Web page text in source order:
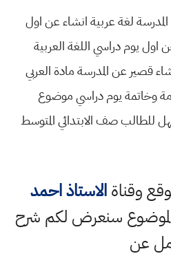
المدرسة لغة عربية انشاء عن اول
اول يوم دراسي اللغة العربية
قصير عن المدرسة مادة العربي
وخاتمة يوم دراسي موضوع
للطالب صف الابتدائي المتوسط
وقناةالاستاذ احمد
سنعرض لكم شرح
عن